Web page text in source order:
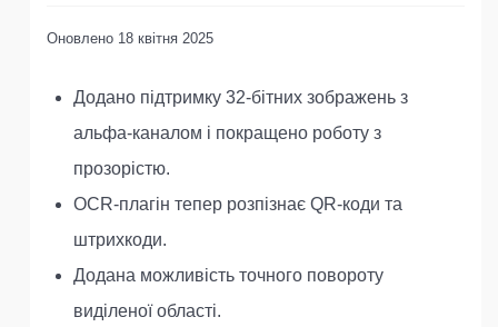
Оновлено 18 квітня 2025
Додано підтримку 32-бітних зображень з
альфа-каналом і покращено роботу з
прозорістю.
OCR-плагін тепер розпізнає QR-коди та
штрихкоди.
Додана можливість точного повороту
виділеної області.